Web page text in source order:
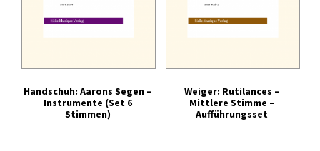
Handschuh: Aarons Segen –
Instrumente (Set 6
Stimmen)
Weiger: Rutilances –
Mittlere Stimme –
Aufführungsset